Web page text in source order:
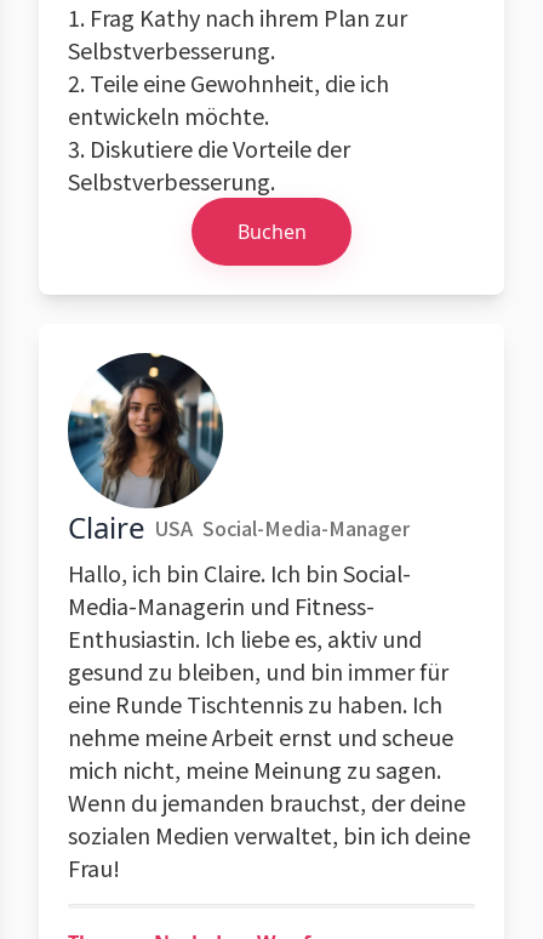
1. Frag Kathy nach ihrem Plan zur
Selbstverbesserung.
2. Teile eine Gewohnheit, die ich
entwickeln möchte.
3. Diskutiere die Vorteile der
Selbstverbesserung.
Buchen
Claire USA Social-Media-Manager
Hallo, ich bin Claire. Ich bin Social-
Media-Managerin und Fitness-
Enthusiastin. Ich liebe es, aktiv und
gesund zu bleiben, und bin immer für
eine Runde Tischtennis zu haben. Ich
nehme meine Arbeit ernst und scheue
mich nicht, meine Meinung zu sagen.
Wenn du jemanden brauchst, der deine
sozialen Medien verwaltet, bin ich deine
Frau!